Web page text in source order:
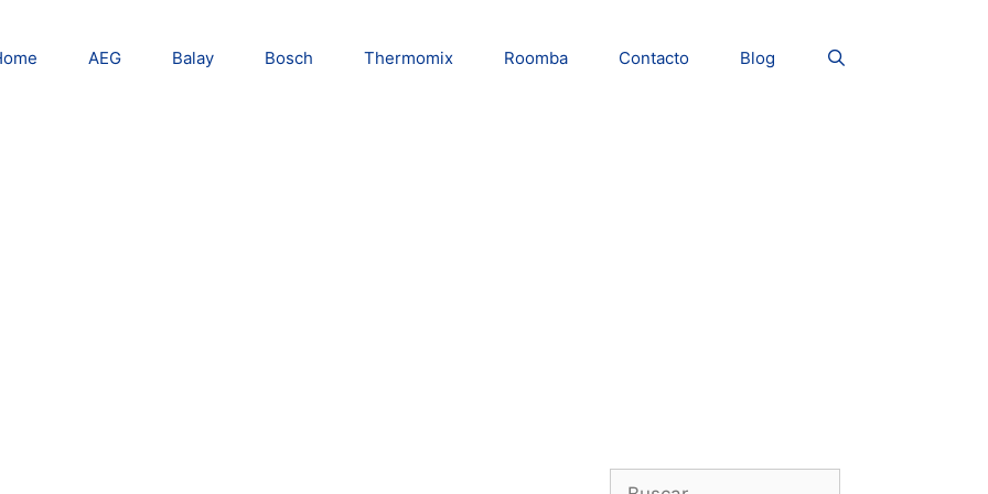
AEG Balay Bosch Thermomix Roomba Contacto Blog
Buscar: